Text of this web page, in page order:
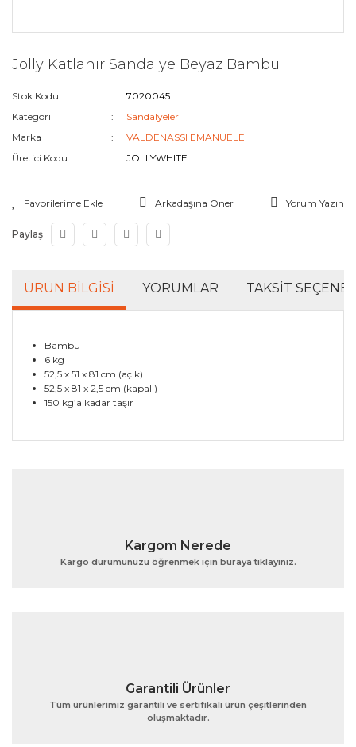
Jolly Katlanır Sandalye Beyaz Bambu
Stok Kodu
7020045
Kategori
Sandalyeler
Marka
VALDENASSI EMANUELE
Üretici Kodu
JOLLYWHITE
Arkadaşına Öner Yorum Yazın
Paylaş
ÜRÜN BILGISI YORUMLAR TAKSIT
Bambu
6 kg
52,5 x 51 x 81 cm (açık)
52,5 x 81 x 2,5 cm (kapalı)
150 kg’a kadar taşır
Bu ürünün fiyat bilgisi, resim, ürün açıklamalarında ve
Ürün açıklamasında eksik bilgiler bulunuyor.
Gönder
Kargom Nerede
Kargo durumunuzu öğrenmek için buraya tıklayınız.
Garantili Ürünler
Tüm ürünlerimiz garantili ve sertifikalı ürün çeşitlerinden
oluşmaktadır.